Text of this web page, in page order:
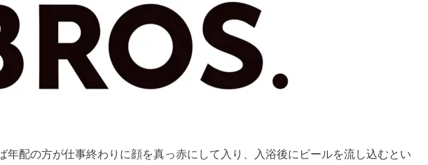
年配の方が仕事終わりに顔を真っ赤にして入り、入浴後にビールを流し込むとい